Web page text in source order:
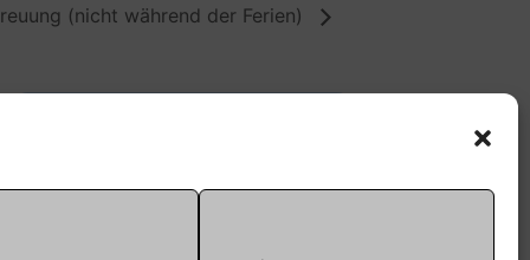
(nicht während der Ferien)